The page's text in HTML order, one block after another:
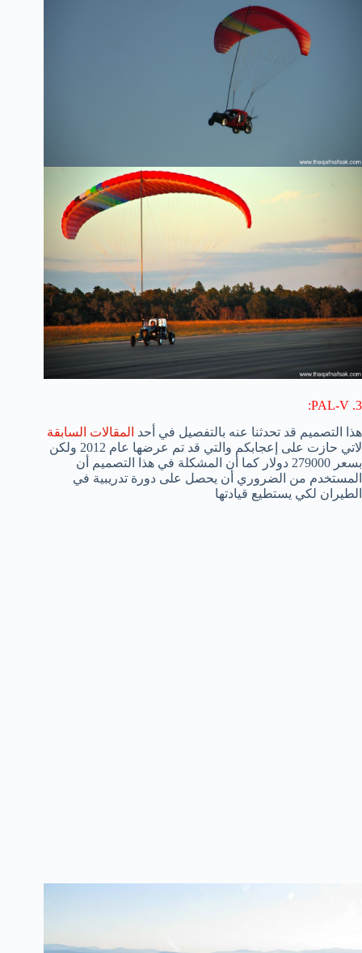
3. PAL-V:
هذا التصميم قد تحدثنا عنه بالتفصيل في أحد المقالات السابقة
لاتي حازت على إعجابكم والتي قد تم عرضها عام 2012 ولكن
بسعر 279000 دولار كما أن المشكلة في هذا التصميم أن
المستخدم من الضروري أن يحصل على دورة تدريبية في
الطيران لكي يستطيع قيادتها